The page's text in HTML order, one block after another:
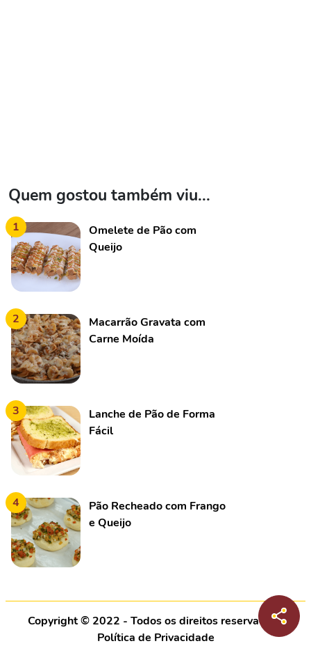
Quem gostou também viu...
1
Omelete de Pão com
Queijo
2
Macarrão Gravata com
Carne Moída
3
Lanche de Pão de Forma
Fácil
4
Pão Recheado com Frango
e Queijo
Copyright © 2022 - Todos os direitos reservados |
Política de Privacidade